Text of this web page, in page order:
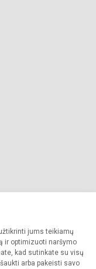
jums teikiamų
ir optimizuoti naršymo
kad sutinkate su visų
arba pakeisti savo
teisės saugomos.
griežtai draudžiama.
valdymas